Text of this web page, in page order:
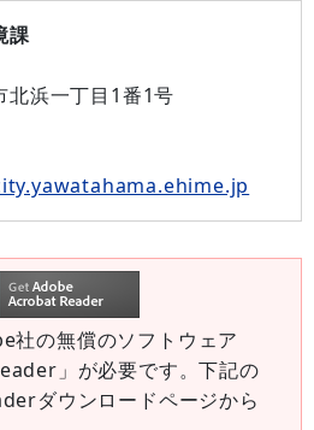
課
北浜一丁目1番1号
社の無償のソフトウェア
」が必要です。下記の
ダウンロードページから